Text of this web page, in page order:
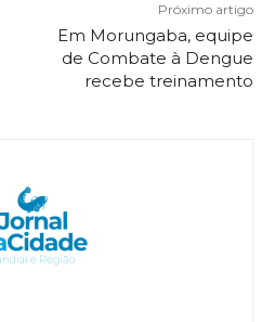
Próximo artigo
Em Morungaba, equipe
de Combate à Dengue
recebe treinamento